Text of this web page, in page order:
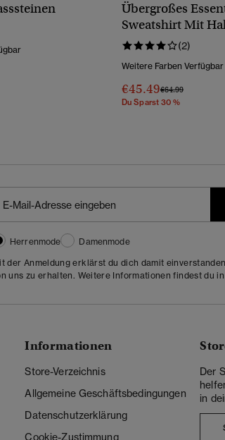
Von
Übergroßes
Sweatshirt Mit
Reißverschluss
(2)
Weitere Farben Verfügbar
€45.49Preis Wurde
€64.99Bis
Du Sparst 30 %
Herrenmode
Damenmode
der Anmeldung erklärst du dich damit
uns zu erhalten. Weitere Informationen findest du
Informationen
Store-Verzeichnis
Allgemeine Geschäftsbedingungen
Datenschutzerklärung
Cookie-Zustimmung
Der
in